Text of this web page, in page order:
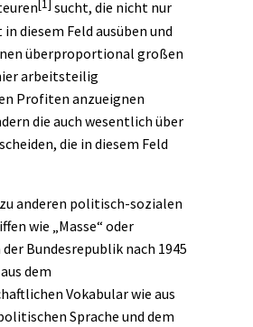
[1] sucht, die nicht nur
diesem Feld ausüben und
überproportional großen
arbeitsteilig
Profiten anzueignen
die auch wesentlich über
die in diesem Feld
anderen politisch-sozialen
wie „ Masse“ oder
der Bundesrepublik nach 1945
dem
Vokabular wie aus
Sprache und dem